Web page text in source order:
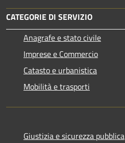
CATEGORIE DI SERVIZIO
Anagrafe e stato civile
Imprese e Commercio
Catasto e urbanistica
Mobilità e trasporti
Giustizia e sicurezza pubblica